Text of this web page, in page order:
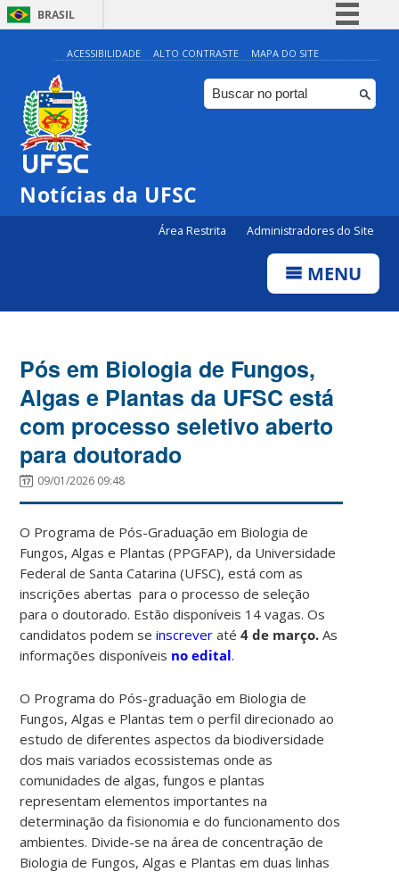
BRASIL
Simplifique!
Comunica BR
Participe
ACESSIBILIDADE ALTO CONTRASTE MAPA DO SITE
Notícias da UFSC
Área Restrita Administradores do Site
MENU
Pós em Biologia de Fungos,
Algas e Plantas da UFSC está
com processo seletivo aberto
para doutorado
09/01/2026 09:48
O Programa de Pós-Graduação em Biologia de
Fungos, Algas e Plantas (PPGFAP), da Universidade
Federal de Santa Catarina (UFSC), está com as
inscrições abertas para o processo de seleção
para o doutorado. Estão disponíveis 14 vagas. Os
candidatos podem seinscreveraté4 de março. As
informações disponíveis no edital.
O Programa do Pós-graduação em Biologia de
Fungos, Algas e Plantas tem o perfil direcionado ao
estudo de diferentes aspectos da biodiversidade
dos mais variados ecossistemas onde as
comunidades de algas, fungos e plantas
representam elementos importantes na
determinação da fisionomia e do funcionamento dos
ambientes. Divide-se na área de concentração de
Biologia de Fungos, Algas e Plantas em duas linhas